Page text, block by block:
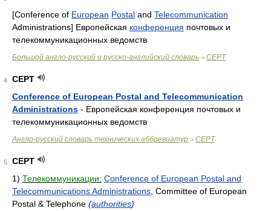
[Conference of European Postal and Telecommunication
Administrations] Европейская конференция почтовых и
телекоммуникационных ведомств
Большой англо-русский и русско-английский словарь > CEPT
4
CEPT
Conference of European Postal and Telecommunication
Administrations - Европейская конференция почтовых и
телекоммуникационных ведомств
Англо-русский словарь технических аббревиатур > CEPT
5
CEPT
1) Телекоммуникации: Conference of European Postal and
Telecommunications Administrations , Committee of European
Postal & Telephone (authorities)